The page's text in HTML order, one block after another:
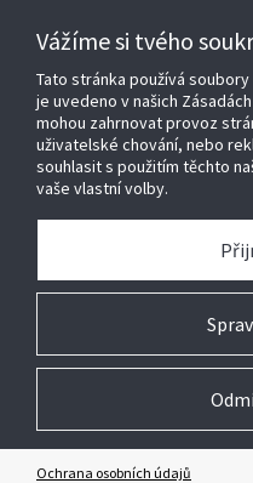
Produkty a řešení
Servisní služby
O nás
Právní
Ochrana osobních údajů
Vážíme si tvého
Tato stránka používá
je uvedeno v našich
mohou zahrnovat provoz
uživatelské chování, nebo
souhlasit s použitím těchto
vaše vlastní volby.
Ochrana osobních údajů